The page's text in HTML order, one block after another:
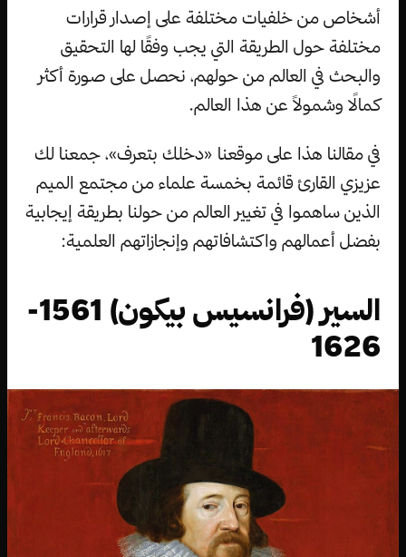
أشخاص من خلفيات مختلفة على إصدار قرارات
مختلفة حول الطريقة التي يجب وفقًا لها التحقيق
والبحث في العالم من حولهم، نحصل على صورة أكثر
كمالًا وشمولاً عن هذا العالم.
في مقالنا هذا على موقعنا «دخلك بتعرف»، جمعنا لك
عزيزي القارئ قائمة بخمسة علماء من مجتمع الميم
الذين ساهموا في تغيير العالم من حولنا بطريقة إيجابية
بفضل أعمالهم واكتشافاتهم وإنجازاتهم العلمية:
السير (فرانسيس بيكون) 1561-
1626